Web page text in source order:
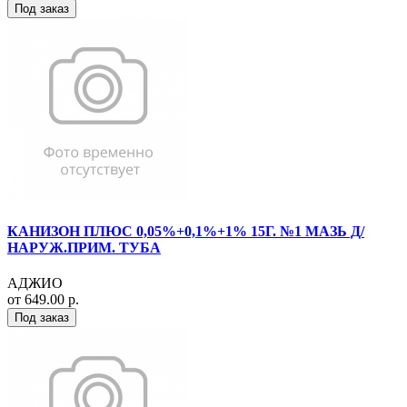
Под заказ
КАНИЗОН ПЛЮС 0,05%+0,1%+1% 15Г. №1 МАЗЬ Д/
НАРУЖ.ПРИМ. ТУБА
АДЖИО
от 649.00 р.
Под заказ